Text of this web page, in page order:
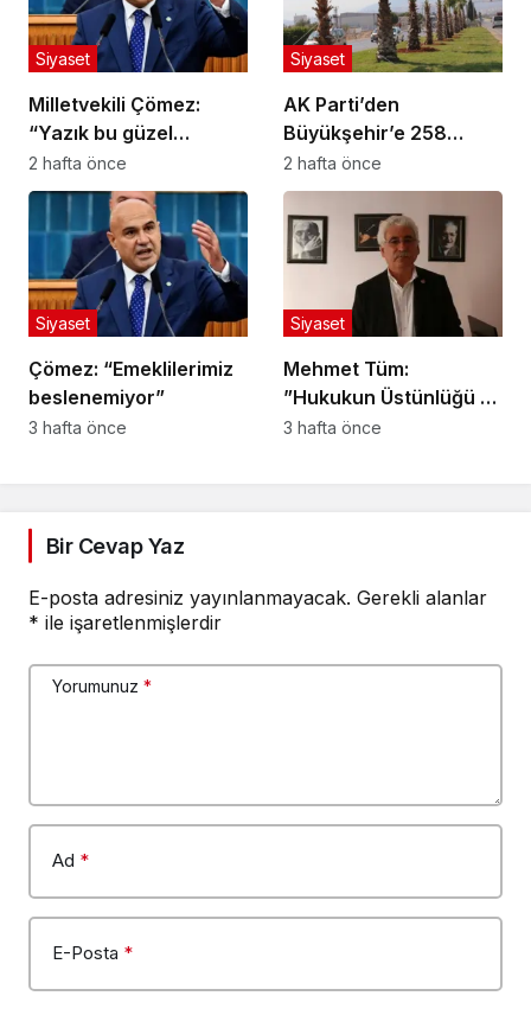
Milletvekili Çömez:
“Yazık bu güzel
yavrulara!”
Siyaset
2 hafta önce
AK Parti’den
Büyükşehir’e 258
Milyon Liralık Peyzaj
Harcaması Soruları
Siyaset
2 hafta önce
Çömez: “Emeklilerimiz
beslenemiyor”
Siyaset
3 hafta önce
Mehmet Tüm:
”Hukukun Üstünlüğü ve
Adil Yargılanma İlkesi
Siyaset
3 hafta önce
Bir Cevap Yaz
E-posta adresiniz yayınlanmayacak. Gerekli alanlar
* ile işaretlenmişlerdir
Yorumunuz *
Ad *
E-Posta *